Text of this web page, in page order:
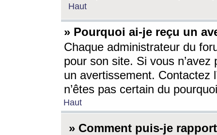
Haut
» Pourquoi ai-je reçu un
Chaque administrateur du
pour son site. Si vous
un avertissement. Contactez
n’êtes pas certain du
Haut
» Comment puis-je